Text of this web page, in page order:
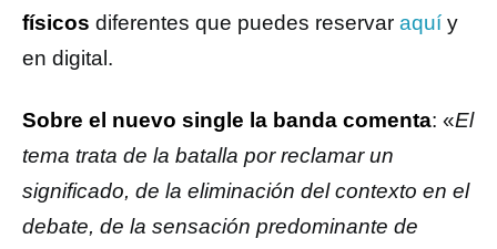
físicos diferentes que puedes reservar aquí y
en digital.
Sobre el nuevo single la banda comenta: «El
tema trata de la batalla por reclamar un
significado, de la eliminación del contexto en el
debate, de la sensación predominante de